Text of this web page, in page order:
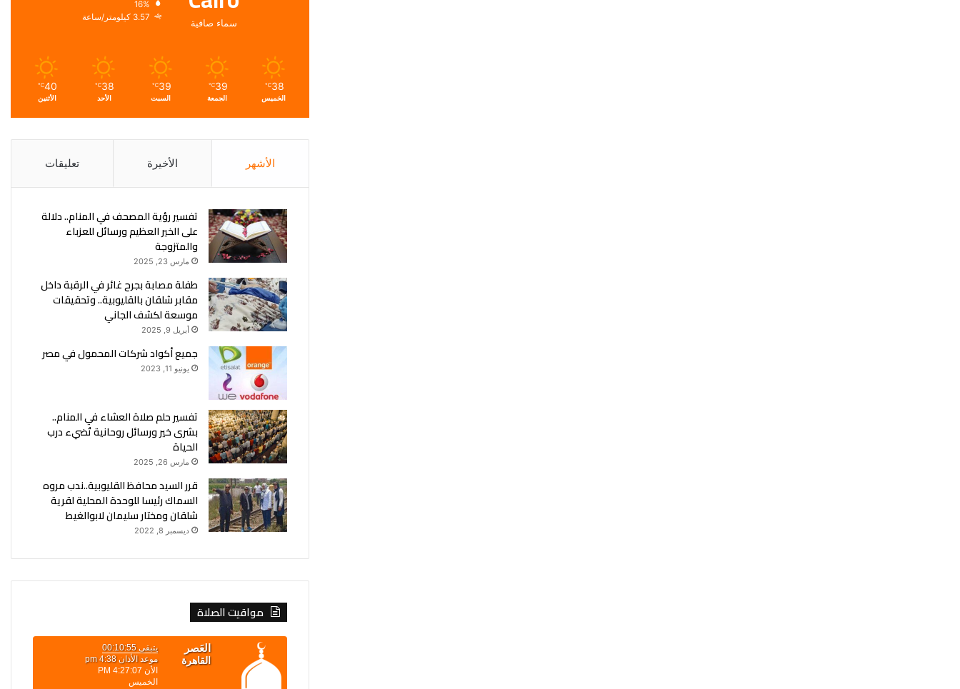
سماء صافية
16%
3.57 كيلومتر/ساعة
38
℃
الخميس
39
℃
الجمعة
39
℃
السبت
38
℃
الأحد
40
℃
الأثنين
الأشهر الأخيرة تعليقات
تفسير رؤية المصحف في المنام.. دلالة
على الخير العظيم ورسائل للعزباء
والمتزوجة
مارس 23, 2025
طفلة مصابة بجرح غائر في الرقبة داخل
مقابر شلقان بالقليوبية.. وتحقيقات
موسعة لكشف الجاني
أبريل 9, 2025
جميع أكواد شركات المحمول في مصر
يونيو 11, 2023
تفسير حلم صلاة العشاء في المنام..
بشرى خير ورسائل روحانية تُضيء درب
الحياة
مارس 26, 2025
قرر السيد محافظ القليوبية..ندب مروه
السماك رئيسا للوحدة المحلية لقرية
شلقان ومختار سليمان لابوالغيط
ديسمبر 8, 2022
مواقيت الصلاة